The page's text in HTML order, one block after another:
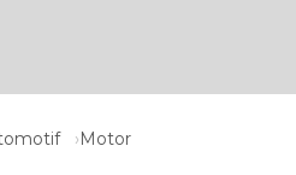
Motor